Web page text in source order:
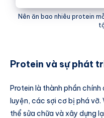
Nên ăn bao nhiêu protein
Protein và sự phát
Protein là thành phần
luyện, các sợi cơ bị phá
thể sửa chữa và xây dựng